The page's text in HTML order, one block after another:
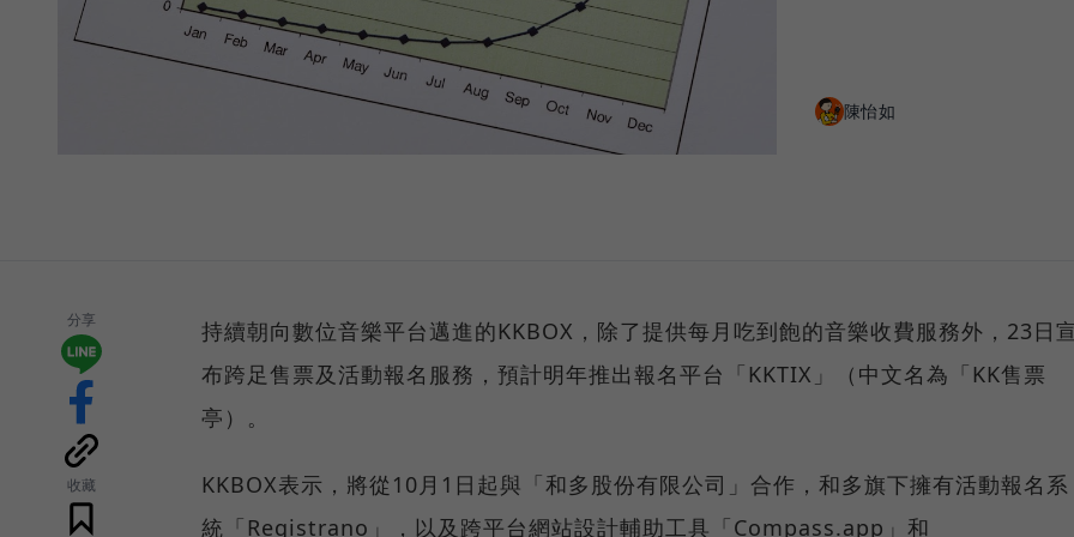
陳怡如
分享
收藏
持續朝向數位音樂平台邁進的KKBOX，除了提供每月吃到飽的音樂收費服務外，23日
布跨足售票及活動報名服務，預計明年推出報名平台「KKTIX」（中文名為「KK售票
亭）。
KKBOX表示，將從10月1日起與「和多股份有限公司」合作，和多旗下擁有活動報名系
統「Registrano」，以及跨平台網站設計輔助工具「Compass.app」和